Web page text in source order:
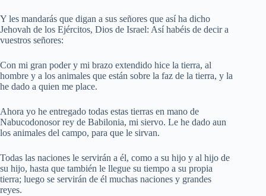
Y les mandarás que digan a sus señores que así ha dicho
Jehovah de los Ejércitos, Dios de Israel: Así habéis de decir a
vuestros señores:
Con mi gran poder y mi brazo extendido hice la tierra, al
hombre y a los animales que están sobre la faz de la tierra, y la
he dado a quien me place.
Ahora yo he entregado todas estas tierras en mano de
Nabucodonosor rey de Babilonia, mi siervo. Le he dado aun
los animales del campo, para que le sirvan.
Todas las naciones le servirán a él, como a su hijo y al hijo de
su hijo, hasta que también le llegue su tiempo a su propia
tierra; luego se servirán de él muchas naciones y grandes
reyes.